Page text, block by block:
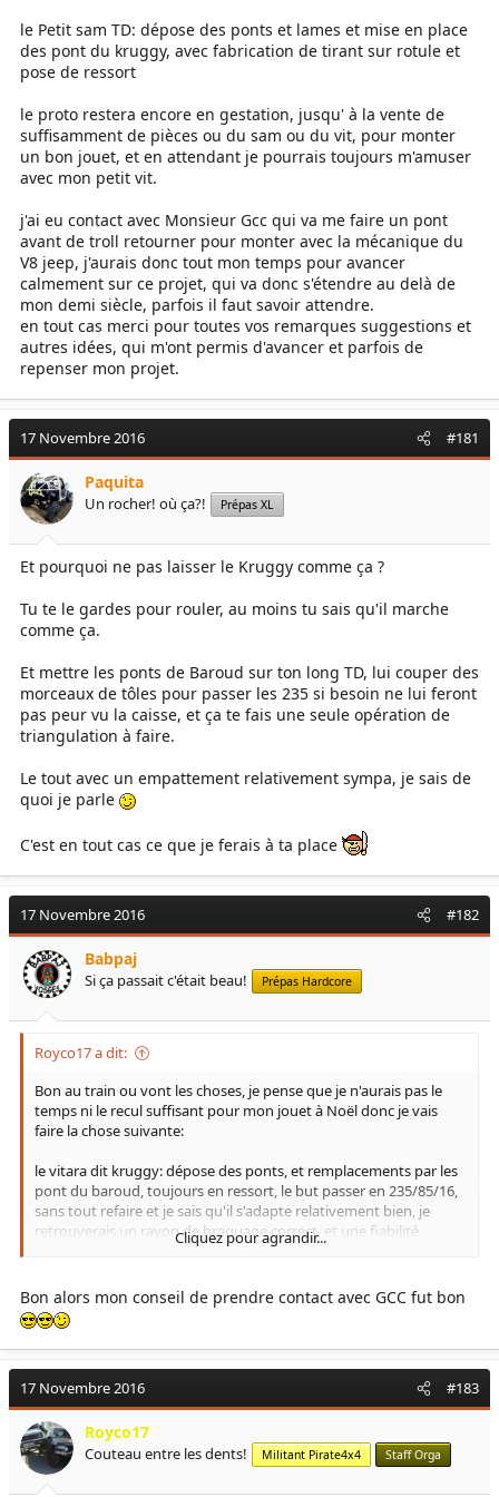
le Petit sam TD: dépose des ponts et lames et mise en place
des pont du kruggy, avec fabrication de tirant sur rotule et
pose de ressort
le proto restera encore en gestation, jusqu' à la vente de
suffisamment de pièces ou du sam ou du vit, pour monter
un bon jouet, et en attendant je pourrais toujours m'amuser
avec mon petit vit.
j'ai eu contact avec Monsieur Gcc qui va me faire un pont
avant de troll retourner pour monter avec la mécanique du
V8 jeep, j'aurais donc tout mon temps pour avancer
calmement sur ce projet, qui va donc s'étendre au delà de
mon demi siècle, parfois il faut savoir attendre.
en tout cas merci pour toutes vos remarques suggestions et
autres idées, qui m'ont permis d'avancer et parfois de
repenser mon projet.
17 Novembre 2016 #181
Paquita
Un rocher! où ça?! Prépas XL
Et pourquoi ne pas laisser le Kruggy comme ça ?
Tu te le gardes pour rouler, au moins tu sais qu'il marche
comme ça.
Et mettre les ponts de Baroud sur ton long TD, lui couper des
morceaux de tôles pour passer les 235 si besoin ne lui feront
pas peur vu la caisse, et ça te fais une seule opération de
triangulation à faire.
Le tout avec un empattement relativement sympa, je sais de
quoi je parle
C'est en tout cas ce que je ferais à ta place
17 Novembre 2016 #182
Babpaj
Si ça passait c'était beau! Prépas Hardcore
Royco17 a dit:
Bon au train ou vont les choses, je pense que je n'aurais pas le
temps ni le recul suffisant pour mon jouet à Noël donc je vais
faire la chose suivante:
le vitara dit kruggy: dépose des ponts, et remplacements par les
pont du baroud, toujours en ressort, le but passer en 235/85/16,
sans tout refaire et je sais qu'il s'adapte relativement bien, je
retrouverais un rayon de braquage correct, et une fiabilité
le Petit sam TD: dépose des ponts et lames et mise en place des
pont du kruggy, avec fabrication de tirant sur rotule et pose de
ressort
le proto restera encore en gestation, jusqu' à la vente de
suffisamment de pièces ou du sam ou du vit, pour monter un
bon jouet, et en attendant je pourrais toujours m'amuser avec
mon petit vit.
j'ai eu contact avec Monsieur Gcc qui va me faire un pont avant
de troll retourner pour monter avec la mécanique du V8 jeep,
Cliquez pour agrandir...
Bon alors mon conseil de prendre contact avec GCC fut bon
17 Novembre 2016 #183
Royco17
Couteau entre les dents! Militant Pirate4x4 Staff Orga